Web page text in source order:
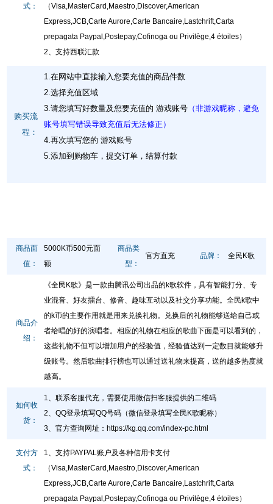
式：
（Visa,MasterCard,Maestro,Discover,American
Express,JCB,Carte Aurore,Carte Bancaire,Lastchrift,Carta
prepagata Paypal,Postepay,Cofinoga ou Privilège,4 étoiles）
2、支持西联汇款
购买流
程：
1.在网站中直接输入您要充值的商品件数
2.选择充值区域
3.请您填写好数量及您要充值的 游戏账号 （非游戏昵称，避免
账号填写错误导致充值后无法修正）
4.再次填写您的 游戏账号
5.添加到购物车，提交订单，结算付款
商品面
值：
5000K币500元面
额
商品类
型：
官方直充 品牌： 全民K歌
商品介
绍：
《全民K歌》是一款由腾讯公司出品的k歌软件，具有智能打分、专
业混音、好友擂台、修音、趣味互动以及社交分享功能。全民k歌中
的k币的主要作用就是用来兑换礼物。兑换后的礼物能够送给自己或
者给唱的好的演唱者。相应的礼物在相应的歌曲下面是可以看到的，
这些礼物不但可以增加用户的经验值，经验值达到一定数目就能够升
级账号。然后歌曲排行榜也可以通过送礼物来提高，送的越多热度就
越高。
如何收
货：
1、联系客服代充，需要使用微信扫客服提供的二维码
2、QQ登录填写QQ号码（微信登录填写全民K歌昵称）
3、官方查询网址 ： https://kg.qq.com/index-pc.html
支付方
式：
1、支持PAYPAL账户及各种信用卡支付
（Visa,MasterCard,Maestro,Discover,American
Express,JCB,Carte Aurore,Carte Bancaire,Lastchrift,Carta
prepagata Paypal,Postepay,Cofinoga ou Privilège,4 étoiles）